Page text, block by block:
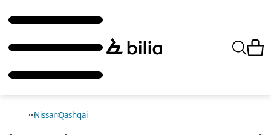
NissanQashqai